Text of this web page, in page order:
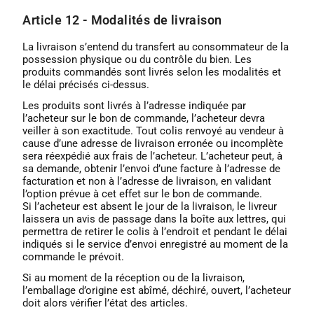
Article 12 - Modalités de livraison
La livraison s’entend du transfert au consommateur de la
possession physique ou du contrôle du bien. Les
produits commandés sont livrés selon les modalités et
le délai précisés ci-dessus.
Les produits sont livrés à l’adresse indiquée par
l’acheteur sur le bon de commande, l’acheteur devra
veiller à son exactitude. Tout colis renvoyé au vendeur à
cause d’une adresse de livraison erronée ou incomplète
sera réexpédié aux frais de l’acheteur. L’acheteur peut, à
sa demande, obtenir l’envoi d’une facture à l’adresse de
facturation et non à l’adresse de livraison, en validant
l’option prévue à cet effet sur le bon de commande.
Si l’acheteur est absent le jour de la livraison, le livreur
laissera un avis de passage dans la boîte aux lettres, qui
permettra de retirer le colis à l’endroit et pendant le délai
indiqués si le service d’envoi enregistré au moment de la
commande le prévoit.
Si au moment de la réception ou de la livraison,
l’emballage d’origine est abîmé, déchiré, ouvert, l’acheteur
doit alors vérifier l’état des articles.